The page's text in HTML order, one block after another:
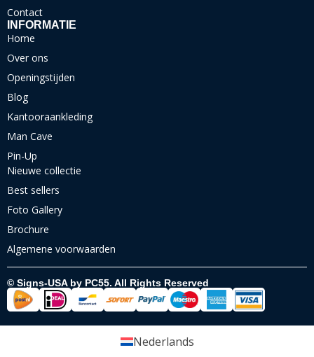
Contact
INFORMATIE
Home
Over ons
Openingstijden
Blog
Kantooraankleding
Man Cave
Pin-Up
Nieuwe collectie
Best sellers
Foto Gallery
Brochure
Algemene voorwaarden
© Signs-USA by PC55. All Rights Reserved
Nederlands